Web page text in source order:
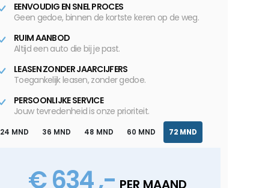
EENVOUDIG EN SNEL PROCES
Geen gedoe, binnen de kortste keren op de weg.
RUIM AANBOD
Altijd een auto die bij je past.
LEASEN ZONDER JAARCIJFERS
Toegankelijk leasen, zonder gedoe.
PERSOONLIJKE SERVICE
Jouw tevredenheid is onze prioriteit.
24 MND 36 MND 48 MND 60 MND 72 MND
€ 634 ,- PER MAAND